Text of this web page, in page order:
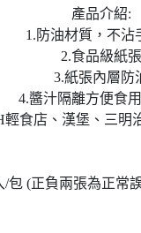
產品介紹:
1.防油材質，不沾
2.食品級紙張
3.紙張內層防
4.醬汁隔離方便食
輕食店、漢堡、三明
/包 (正負兩張為正常